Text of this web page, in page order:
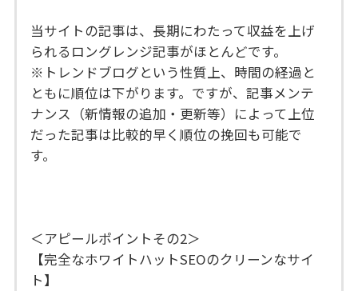
当サイトの記事は、長期にわたって収益を上げ
られるロングレンジ記事がほとんどです。
※トレンドブログという性質上、時間の経過と
ともに順位は下がります。ですが、記事メンテ
ナンス（新情報の追加・更新等）によって上位
だった記事は比較的早く順位の挽回も可能で
す。
＜アピールポイントその2＞
【完全なホワイトハットSEOのクリーンなサイ
ト】